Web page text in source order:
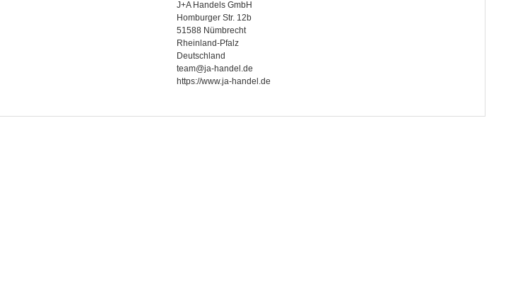
J+A Handels GmbH
Homburger Str. 12b
51588 Nümbrecht
Rheinland-Pfalz
Deutschland
team@ja-handel.de
https://www.ja-handel.de